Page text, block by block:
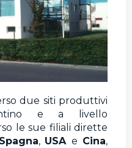
due siti produttivi
e a livello
le sue filiali dirette
Spagna, USAe Cina,